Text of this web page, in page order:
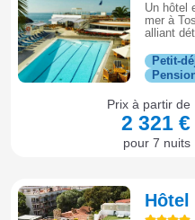
Un hôtel
mer à
alliant
Petit-
Prix à partir de
2 321 €
pour 7 nuits
Hôtel